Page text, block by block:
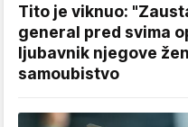
Tito je viknuo:
general pred svima
ljubavnik njegove
samoubistvo